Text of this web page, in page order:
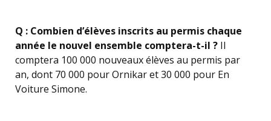
Q : Combien d’élèves inscrits au permis chaque
année le nouvel ensemble comptera-t-il ? Il
comptera 100 000 nouveaux élèves au permis par
an, dont 70 000 pour Ornikar et 30 000 pour En
Voiture Simone.